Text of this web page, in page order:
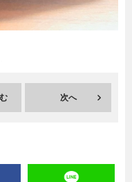
エンタメ
次へ